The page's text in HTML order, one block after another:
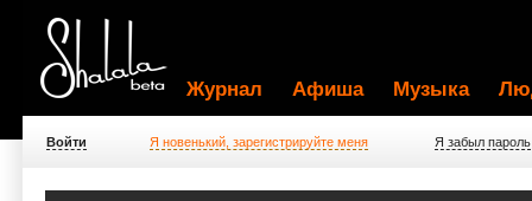
Журнал Афиша Музыка
Войти Я новенький, зарегистрируйте меня Я забыл пароль